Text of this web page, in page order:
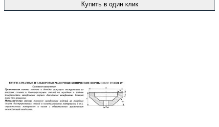
Купить в один клик